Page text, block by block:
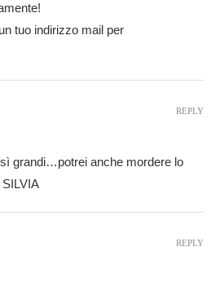
tuo indirizzo mail per
grandi…potrei anche mordere lo
REPLY
REPLY